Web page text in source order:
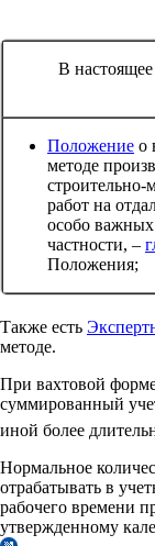
В
Положение о
методе
работ на
особо важных
частности, –
Положения;
Также есть
методе.
При вахтовой
суммированный
иной более
Нормальное
отрабатывать в
рабочего времени
утвержденному